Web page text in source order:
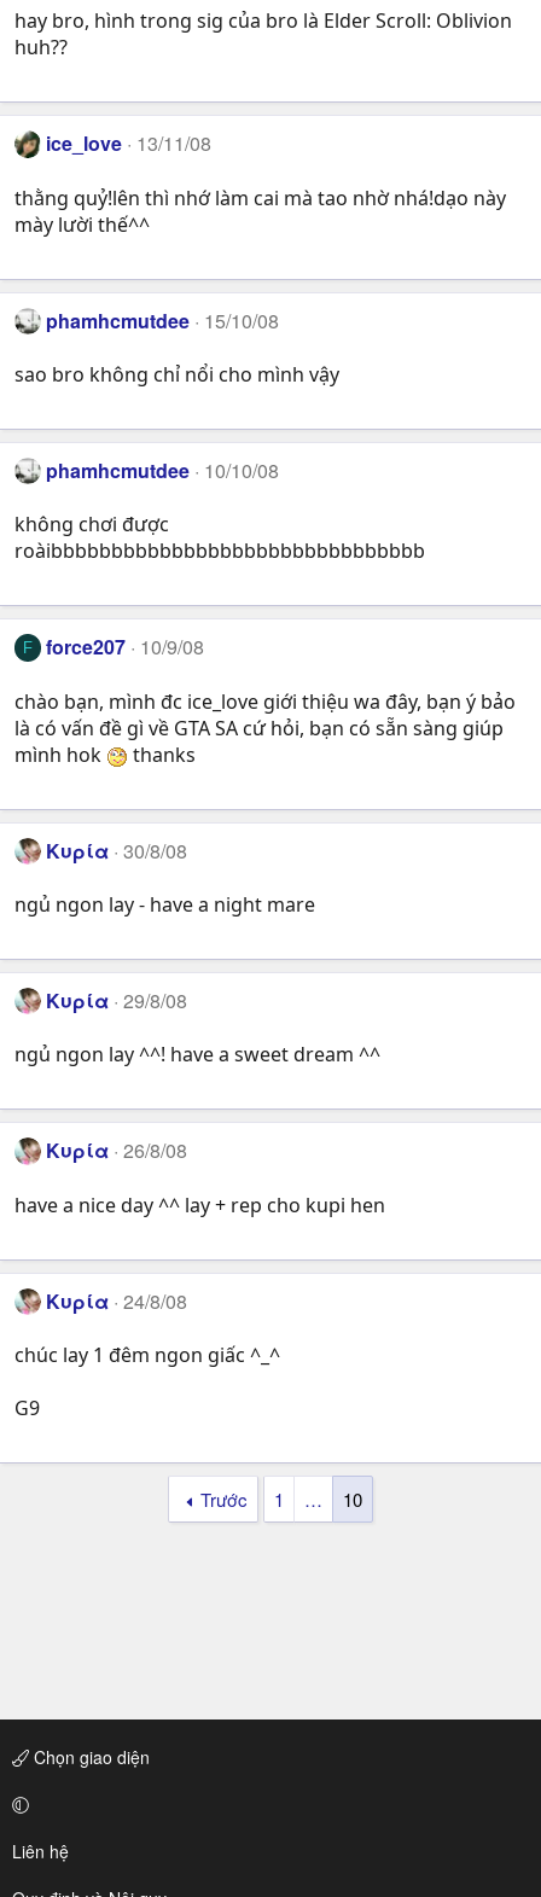
hay bro, hình trong sig của bro là Elder Scroll: Oblivion
huh??
ice_love 13/11/08
thằng quỷ!lên thì nhớ làm cai mà tao nhờ nhá!dạo này
mày lười thế^^
phamhcmutdee 15/10/08
sao bro không chỉ nổi cho mình vậy
phamhcmutdee 10/10/08
không chơi được
roàibbbbbbbbbbbbbbbbbbbbbbbbbbbbbbb
F force207 10/9/08
chào bạn, mình đc ice_love giới thiệu wa đây, bạn ý bảo
là có vấn đề gì về GTA SA cứ hỏi, bạn có sẵn sàng giúp
mình hok
thanks
Κυρία 30/8/08
ngủ ngon lay - have a night mare
Κυρία 29/8/08
ngủ ngon lay ^^! have a sweet dream ^^
Κυρία 26/8/08
have a nice day ^^ lay + rep cho kupi hen
Κυρία 24/8/08
chúc lay 1 đêm ngon giấc ^_^
G9
Trước 1 … 10
Chọn giao diện
Liên hệ